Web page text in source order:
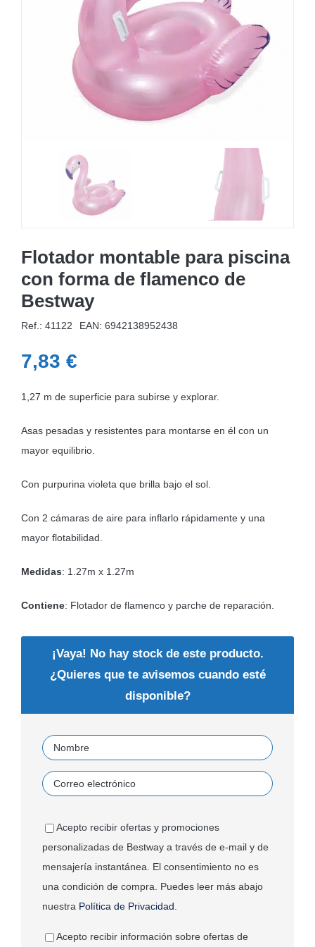
MOBILIARIO HINCHABLE
CAMPING
ACCESORIOS DE PISCINAS
RECAMBIOS DE PISCINAS
Flotador montable para piscina
con forma de flamenco de
Bestway
Ref.: 41122 EAN: 6942138952438
7,83 €
1,27 m de superficie para subirse y explorar.
Asas pesadas y resistentes para montarse en él con un
mayor equilibrio.
Con purpurina violeta que brilla bajo el sol.
Con 2 cámaras de aire para inflarlo rápidamente y una
mayor flotabilidad.
Medidas: 1.27m x 1.27m
Contiene: Flotador de flamenco y parche de reparación.
¡Vaya! No hay stock de este producto.
¿Quieres que te avisemos cuando esté
disponible?
Acepto recibir ofertas y promociones
personalizadas de Bestway a través de e-mail y de
mensajería instantánea. El consentimiento no es
una condición de compra. Puedes leer más abajo
nuestra Política de Privacidad
Acepto recibir información sobre ofertas de